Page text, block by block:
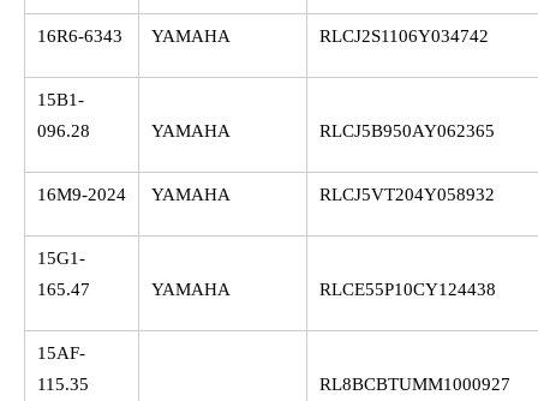
16R6-6343 YAMAHA RLCJ2S1106Y034742
15B1-
096.28
YAMAHA RLCJ5B950AY062365
16M9-2024 YAMAHA RLCJ5VT204Y058932
15G1-
165.47
YAMAHA RLCE55P10CY124438
15AF-
115.35
RL8BCBTUMM1000927